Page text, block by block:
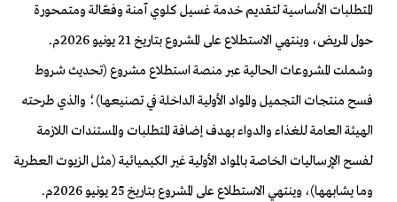
المتطلبات الأساسية لتقديم خدمة غسيل كلوي آمنة وفعّالة ومتمحورة
حول المريض، وينتهي الاستطلاع على المشروع بتاريخ 21 يونيو 2026م.
وشملت المشروعات الحالية عبر منصة استطلاع مشروع (تحديث شروط
فسح منتجات التجميل والمواد الأولية الداخلة في تصنيعها)؛ والذي طرحته
الهيئة العامة للغذاء والدواء بهدف إضافة المتطلبات والمستندات اللازمة
لفسح الإرساليات الخاصة بالمواد الأولية غير الكيميائية (مثل الزيوت العطرية
وما يشابهها)، وينتهي الاستطلاع على المشروع بتاريخ 25 يونيو 2026م.